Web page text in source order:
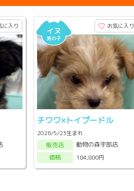
に入り お気に入り
チワワ×トイプードル
2026/5/23生まれ
販売店
動物の森宇部店
価格
184,800円